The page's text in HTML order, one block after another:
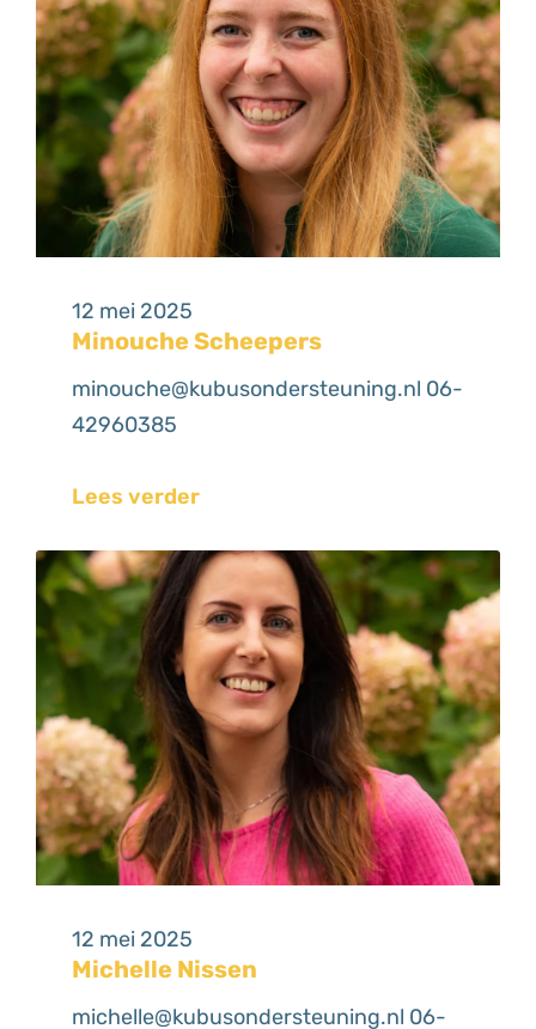
12 mei 2025
Minouche Scheepers
minouche@kubusondersteuning.nl 06-
42960385
Lees verder
12 mei 2025
Michelle Nissen
michelle@kubusondersteuning.nl 06-